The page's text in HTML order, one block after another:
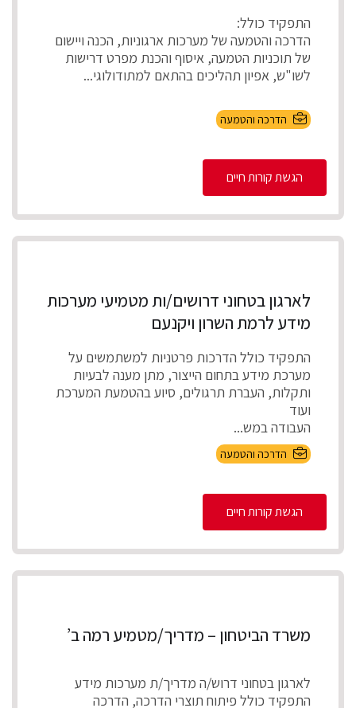
התפקיד כולל:
הדרכה והטמעה של מערכות ארגוניות, הכנה ויישום
של תוכניות הטמעה, איסוף והכנת מפרט דרישות
לשו"ש, אפיון תהליכים בהתאם למתודולוגי...
הדרכה והטמעה
הגשת קורות חיים
לארגון בטחוני דרושים/ות מטמיעי מערכות
מידע לרמת השרון ויקנעם
התפקיד כולל הדרכות פרטניות למשתמשים על
מערכת מידע בתחום הייצור, מתן מענה לבעיות
ותקלות, העברת תרגולים, סיוע בהטמעת המערכת
ועוד
העבודה במש...
הדרכה והטמעה
הגשת קורות חיים
משרד הביטחון – מדריך/מטמיע רמה ב’
לארגון בטחוני דרוש/ה מדריך/ת מערכות מידע
התפקיד כולל פיתוח תוצרי הדרכה, הדרכה